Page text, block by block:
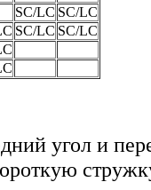
SC/LC SC/LC
SC/LC SC/LC
угол и